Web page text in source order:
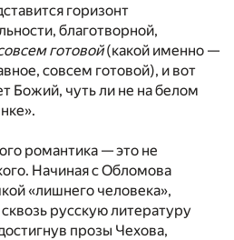
горизонт
благотворной,
готовой(какой именно —
совсем готовой), и вот
Божий, чуть ли не на белом
романтика — это не
Начиная с Обломова
«лишнего человека»,
русскую литературу
прозы Чехова,